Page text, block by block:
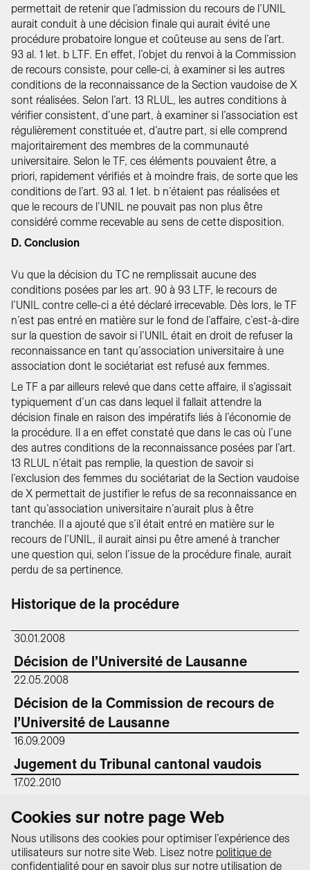
permettait de retenir que l’admission du recours de l’UNIL
aurait conduit à une décision finale qui aurait évité une
procédure probatoire longue et coûteuse au sens de l’art.
93 al. 1 let. b LTF. En effet, l’objet du renvoi à la Commission
de recours consiste, pour celle-ci, à examiner si les autres
conditions de la reconnaissance de la Section vaudoise de X
sont réalisées. Selon l’art. 13 RLUL, les autres conditions à
vérifier consistent, d’une part, à examiner si l’association est
régulièrement constituée et, d’autre part, si elle comprend
majoritairement des membres de la communauté
universitaire. Selon le TF, ces éléments pouvaient être, a
priori, rapidement vérifiés et à moindre frais, de sorte que les
conditions de l’art. 93 al. 1 let. b n’étaient pas réalisées et
que le recours de l’UNIL ne pouvait pas non plus être
considéré comme recevable au sens de cette disposition.
D. Conclusion
Vu que la décision du TC ne remplissait aucune des
conditions posées par les art. 90 à 93 LTF, le recours de
l’UNIL contre celle-ci a été déclaré irrecevable. Dès lors, le TF
n’est pas entré en matière sur le fond de l’affaire, c’est-à-dire
sur la question de savoir si l’UNIL était en droit de refuser la
reconnaissance en tant qu’association universitaire à une
association dont le sociétariat est refusé aux femmes.
Le TF a par ailleurs relevé que dans cette affaire, il s’agissait
typiquement d’un cas dans lequel il fallait attendre la
décision finale en raison des impératifs liés à l’économie de
la procédure. Il a en effet constaté que dans le cas où l’une
des autres conditions de la reconnaissance posées par l’art.
13 RLUL n’était pas remplie, la question de savoir si
l’exclusion des femmes du sociétariat de la Section vaudoise
de X permettait de justifier le refus de sa reconnaissance en
tant qu’association universitaire n’aurait plus à être
tranchée. Il a ajouté que s’il était entré en matière sur le
recours de l’UNIL, il aurait ainsi pu être amené à trancher
une question qui, selon l’issue de la procédure finale, aurait
perdu de sa pertinence.
Historique de la procédure
30.01.2008
Décision de l’Université de Lausanne
22.05.2008
Décision de la Commission de recours de
l’Université de Lausanne
16.09.2009
Jugement du Tribunal cantonal vaudois
17.02.2010
Protection des
Cookies sur notre page Web
Nous utilisons des cookies pour optimiser l’expérience des
utilisateurs sur notre site Web. Lisez notre politique de
confidentialité pour en savoir plus sur notre utilisation de